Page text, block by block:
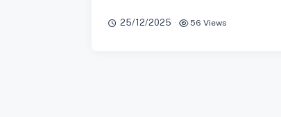
25/12/2025 · 56 Views